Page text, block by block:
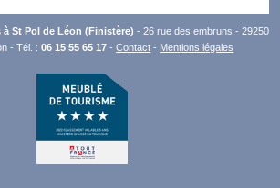
St Pol de Léon (Finistère) - 26 rue des embruns - 29250
- Tél. :06 15 55 65 17 -Contact - Mentions légales